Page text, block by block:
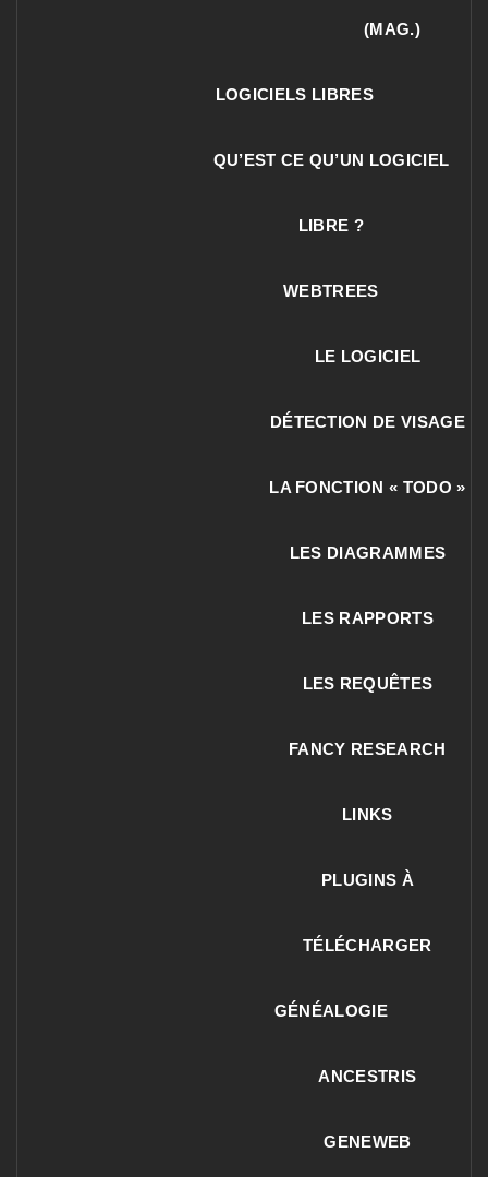
(MAG.)
LOGICIELS LIBRES
QU’EST CE QU’UN LOGICIEL
LIBRE ?
WEBTREES
LE LOGICIEL
DÉTECTION DE VISAGE
LA FONCTION « TODO »
LES DIAGRAMMES
LES RAPPORTS
LES REQUÊTES
FANCY RESEARCH
LINKS
PLUGINS À
TÉLÉCHARGER
GÉNÉALOGIE
ANCESTRIS
GENEWEB